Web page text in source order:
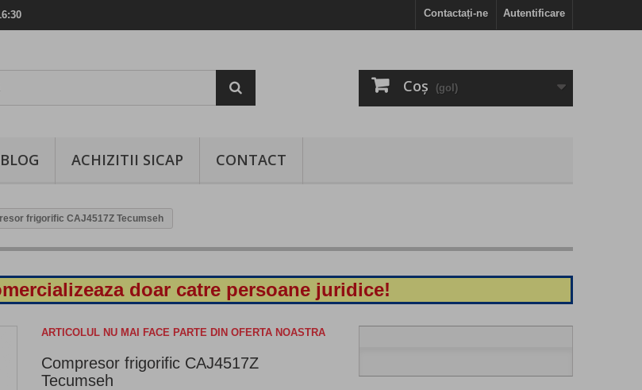
Autentificare
Contactați-ne
Coş (gol)
BLOG ACHIZITII SICAP CONTACT
frigorific CAJ4517Z Tecumseh
doar catre persoane juridice!
ARTICOLUL NU MAI FACE PARTE DIN OFERTA NOASTRA
Compresor frigorific CAJ4517Z
Tecumseh